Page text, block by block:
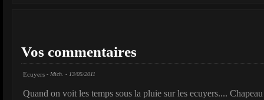
Vos commentaires
Ecuyers - Mich. - 13/05/2011
Quand on voit les temps sous la pluie sur les ecuyers....